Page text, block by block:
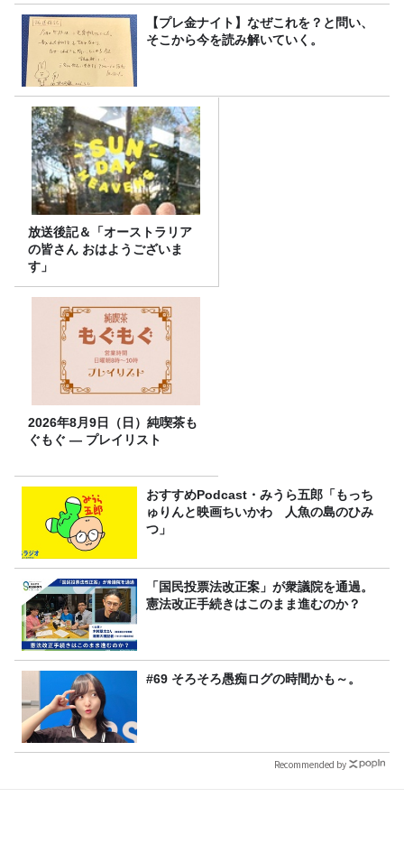
【プレ金ナイト】なぜこれを？と問い、
そこから今を読み解いていく。
放送後記＆「オーストラリア
の皆さん おはようございま
す」
2026年8月9日（日）純喫茶も
ぐもぐ ― プレイリスト
おすすめPodcast・みうら五郎「もっち
ゅりんと映画ちいかわ 人魚の島のひみ
つ」
「国民投票法改正案」が衆議院を通過。
憲法改正手続きはこのまま進むのか？
#69 そろそろ愚痴ログの時間かも～。
Recommended by